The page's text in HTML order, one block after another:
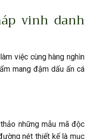
vinh danh
việc cùng hàng nghìn
mang đậm dấu ấn cá
những mẫu mã độc
nét thiết kế là mục